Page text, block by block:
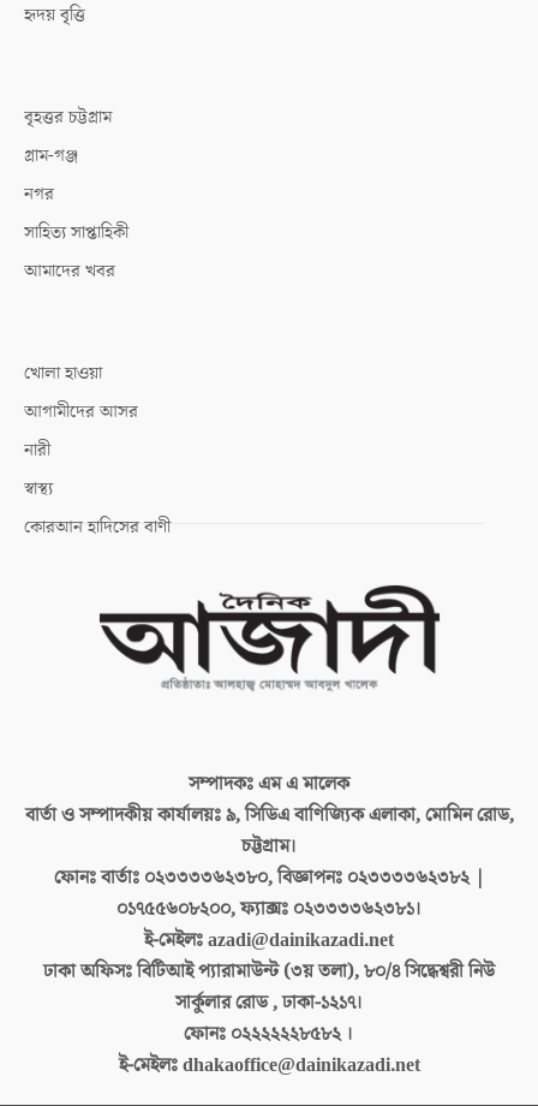
হৃদয় বৃত্তি
বৃহত্তর চট্টগ্রাম
গ্রাম-গঞ্জ
নগর
সাহিত্য সাপ্তাহিকী
আমাদের খবর
খোলা হাওয়া
আগামীদের আসর
নারী
স্বাস্থ্য
কোরআন হাদিসের বাণী
সম্পাদকঃএম এ মালেক
বার্তা ও সম্পাদকীয় কার্যালয়ঃ৯, সিডিএ বাণিজ্যিক এলাকা, মোমিন রোড,
চট্টগ্রাম।
ফোনঃ বার্তাঃ ০২৩৩৩৩৬২৩৮০, বিজ্ঞাপনঃ ০২৩৩৩৩৬২৩৮২ |
০১৭৫৫৬০৮২০০, ফ্যাক্সঃ ০২৩৩৩৩৬২৩৮১।
ই-মেইলঃazadi@dainikazadi.net
ঢাকা অফিসঃবিটিআই প্যারামাউন্ট (৩য় তলা), ৮০/৪ সিদ্ধেশ্বরী নিউ
সার্কুলার রোড , ঢাকা-১২১৭।
ফোনঃ ০২২২২২২৮৫৮২ ।
ই-মেইলঃdhakaoffice@dainikazadi.net